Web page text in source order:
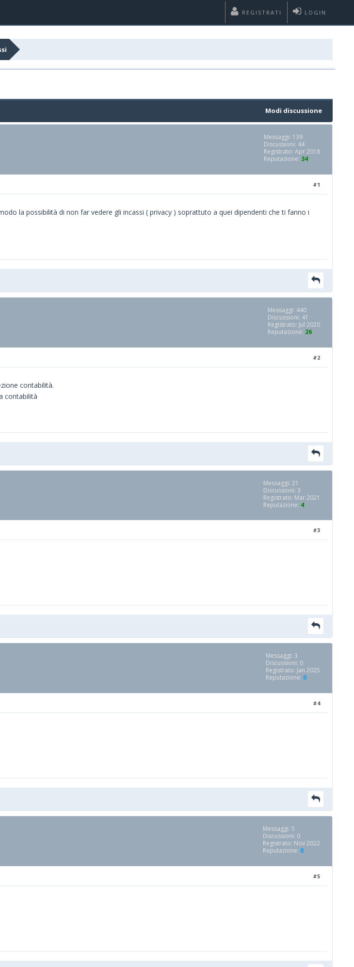
LOGIN
REGISTRATI
Modi discussione
Messaggi: 139
Discussioni: 44
Registrato: Apr 2018
Reputazione: 34
#1
la possibilità di non far vedere gli incassi ( privacy ) soprattuto a quei dipendenti che ti fanno i
Messaggi: 440
Discussioni: 41
Registrato: Jul 2020
Reputazione: 26
#2
contabilità.
contabilità
Messaggi: 21
Discussioni: 3
Registrato: Mar 2021
Reputazione: 4
#3
Messaggi: 3
Discussioni: 0
Registrato: Jan 2025
Reputazione: 0
#4
Messaggi: 5
Discussioni: 0
Registrato: Nov 2022
Reputazione: 0
#5